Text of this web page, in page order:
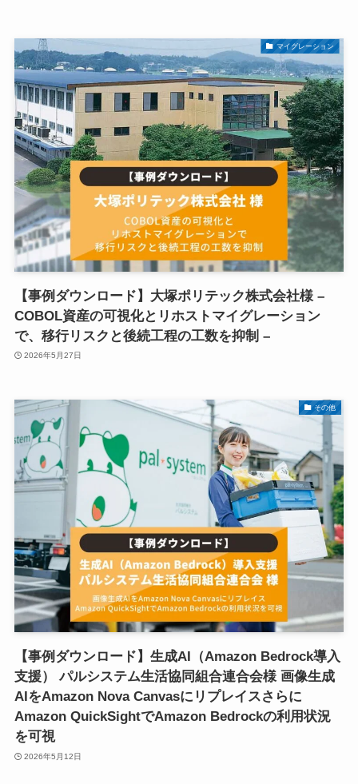
マイグレーション
【事例ダウンロード】大塚ポリテック株式会社様 –
COBOL資産の可視化とリホストマイグレーション
で、移行リスクと後続工程の工数を抑制 –
2026年5月27日
その他
【事例ダウンロード】生成AI（Amazon Bedrock導入
支援） パルシステム生活協同組合連合会様 画像生成
AIをAmazon Nova Canvasにリプレイスさらに
Amazon QuickSightでAmazon Bedrockの利用状況
を可視
2026年5月12日